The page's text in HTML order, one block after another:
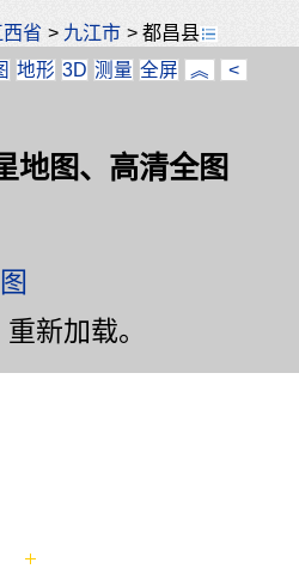
西省 > 九江市 >都昌县
地形 3D 测量 全屏 ︽ <
地图、高清全图
重新加载。